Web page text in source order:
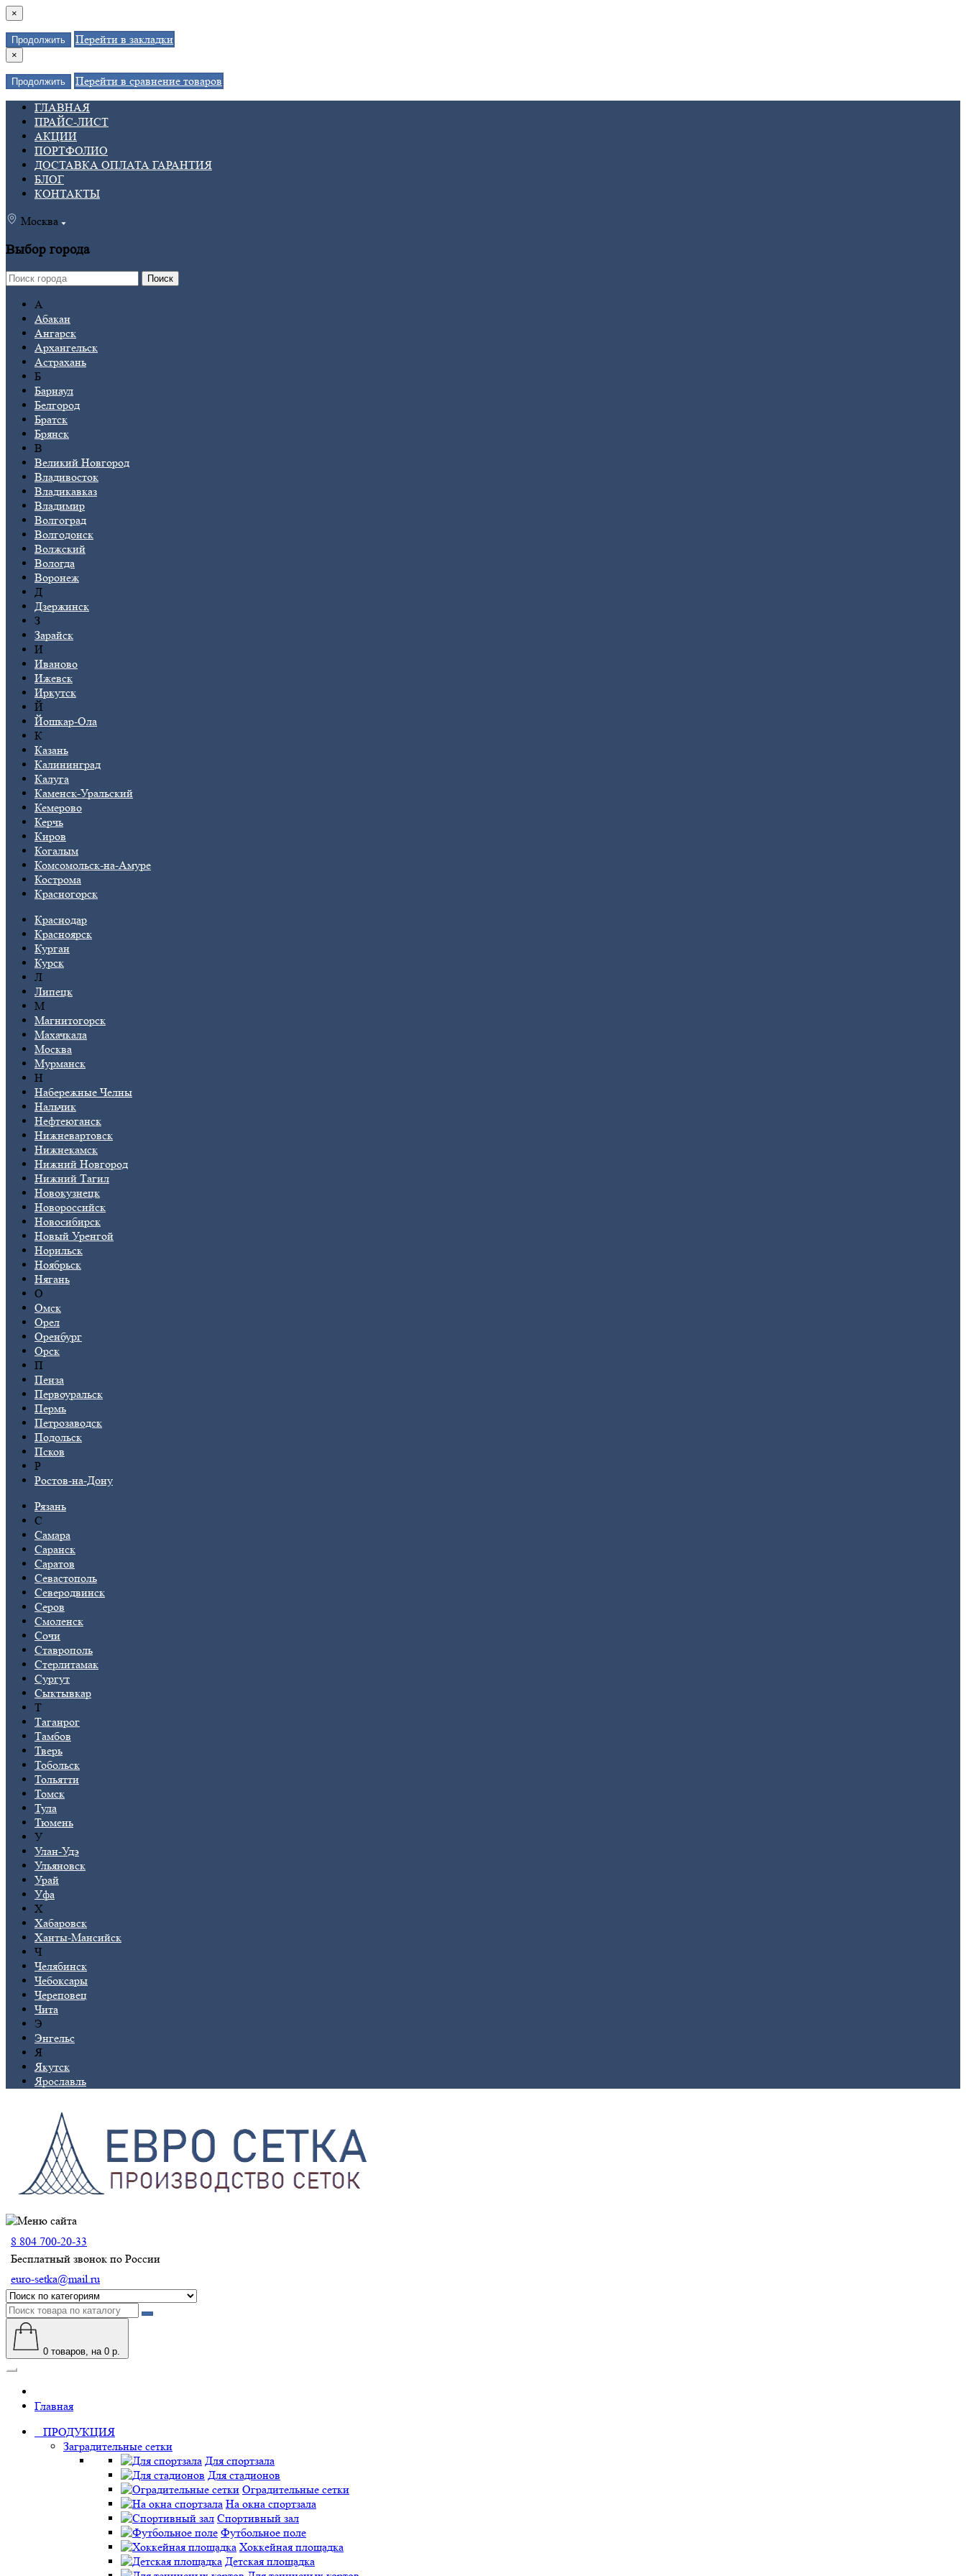
×
Продолжить Перейти в закладки
×
Продолжить
Перейти в сравнение товаров
ГЛАВНАЯ
ПРАЙС-ЛИСТ
АКЦИИ
ПОРТФОЛИО
ДОСТАВКА ОПЛАТА ГАРАНТИЯ
БЛОГ
КОНТАКТЫ
Москва
Выбор города
Поиск
А
Абакан
Ангарск
Архангельск
Астрахань
Б
Барнаул
Белгород
Братск
Брянск
В
Великий Новгород
Владивосток
Владикавказ
Владимир
Волгоград
Волгодонск
Волжский
Вологда
Воронеж
Д
Дзержинск
З
Зарайск
И
Иваново
Ижевск
Иркутск
Й
Йошкар-Ола
К
Казань
Калининград
Калуга
Каменск-Уральский
Кемерово
Керчь
Киров
Когалым
Комсомольск-на-Амуре
Кострома
Красногорск
Краснодар
Красноярск
Курган
Курск
Л
Липецк
М
Магнитогорск
Махачкала
Москва
Мурманск
Н
Набережные Челны
Нальчик
Нефтеюганск
Нижневартовск
Нижнекамск
Нижний Новгород
Нижний Тагил
Новокузнецк
Новороссийск
Новосибирск
Новый Уренгой
Норильск
Ноябрьск
Нягань
О
Омск
Орел
Оренбург
Орск
П
Пенза
Первоуральск
Пермь
Петрозаводск
Подольск
Псков
Р
Ростов-на-Дону
Рязань
С
Самара
Саранск
Саратов
Севастополь
Северодвинск
Серов
Смоленск
Сочи
Ставрополь
Стерлитамак
Сургут
Сыктывкар
Т
Таганрог
Тамбов
Тверь
Тобольск
Тольятти
Томск
Тула
Тюмень
У
Улан-Удэ
Ульяновск
Урай
Уфа
Х
Хабаровск
Ханты-Мансийск
Ч
Челябинск
Чебоксары
Череповец
Чита
Э
Энгельс
Я
Якутск
Ярославль
8 804 700-20-33
Бесплатный звонок по России
euro-setka@mail.ru
0 товаров, на 0 р.
Главная
ПРОДУКЦИЯ
Заградительные сетки
Для спортзала
Для стадионов
Оградительные сетки
На окна спортзала
Спортивный зал
Футбольное поле
Хоккейная площадка
Детская площадка